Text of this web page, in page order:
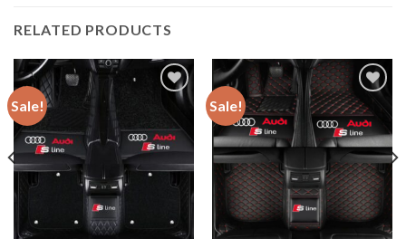
RELATED PRODUCTS
Sale!
Add to
wishlist
Sale!
Add to
wishlist